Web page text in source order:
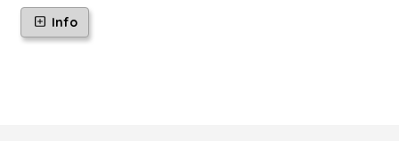
Info